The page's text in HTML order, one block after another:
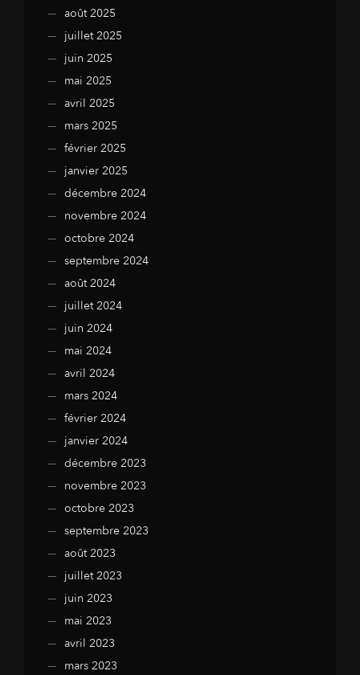
août 2025
juillet 2025
juin 2025
mai 2025
avril 2025
mars 2025
février 2025
janvier 2025
décembre 2024
novembre 2024
octobre 2024
septembre 2024
août 2024
juillet 2024
juin 2024
mai 2024
avril 2024
mars 2024
février 2024
janvier 2024
décembre 2023
novembre 2023
octobre 2023
septembre 2023
août 2023
juillet 2023
juin 2023
mai 2023
avril 2023
mars 2023